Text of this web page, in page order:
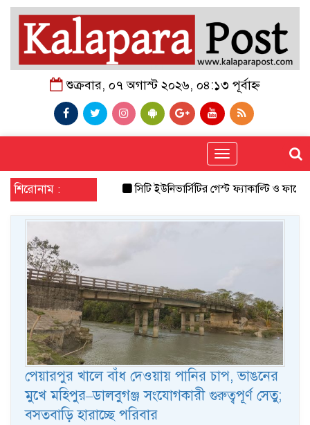
শুক্রবার, ০৭ অগাস্ট ২০২৬, ০৪:১৩ পূর্বাহ্ন
Toggle
navigation
শিরোনাম : সিটি ইউনিভার্সিটির গেস্ট ফ্যাকাল্টি ও
পেয়ারপুর খালে বাঁধ দেওয়ায় পানির চাপ, ভাঙনের
মুখে মহিপুর–ডালবুগঞ্জ সংযোগকারী গুরুত্বপূর্ণ সেতু;
বসতবাড়ি হারাচ্ছে পরিবার